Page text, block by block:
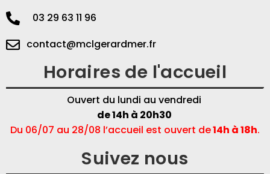
03 29 63 11 96
contact@mclgerardmer.fr
Horaires de l'accueil
Ouvert du lundi au vendredi
de 14h à 20h30
Du 06/07 au 28/08 l’accueil est ouvert de14h à 18h.
Suivez nous